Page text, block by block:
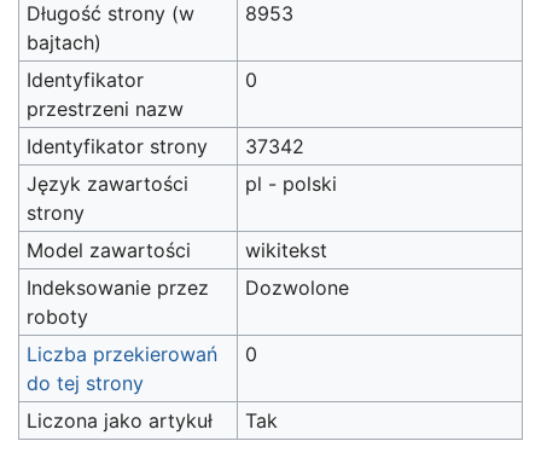
Długość strony (w
bajtach)
8953
Identyfikator
przestrzeni nazw
0
Identyfikator strony
37342
Język zawartości
strony
pl - polski
Model zawartości
wikitekst
Indeksowanie przez
roboty
Dozwolone
Liczba przekierowań
do tej strony
0
Liczona jako artykuł Tak